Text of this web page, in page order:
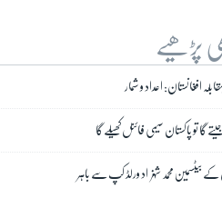
پڑھیے
افغانستان: اعداد و شمار
گا تو پاکستان سیمی فائنل کھیلے گا
کے بیٹسمین محمد شہزاد ورلڈ کپ سے باہر